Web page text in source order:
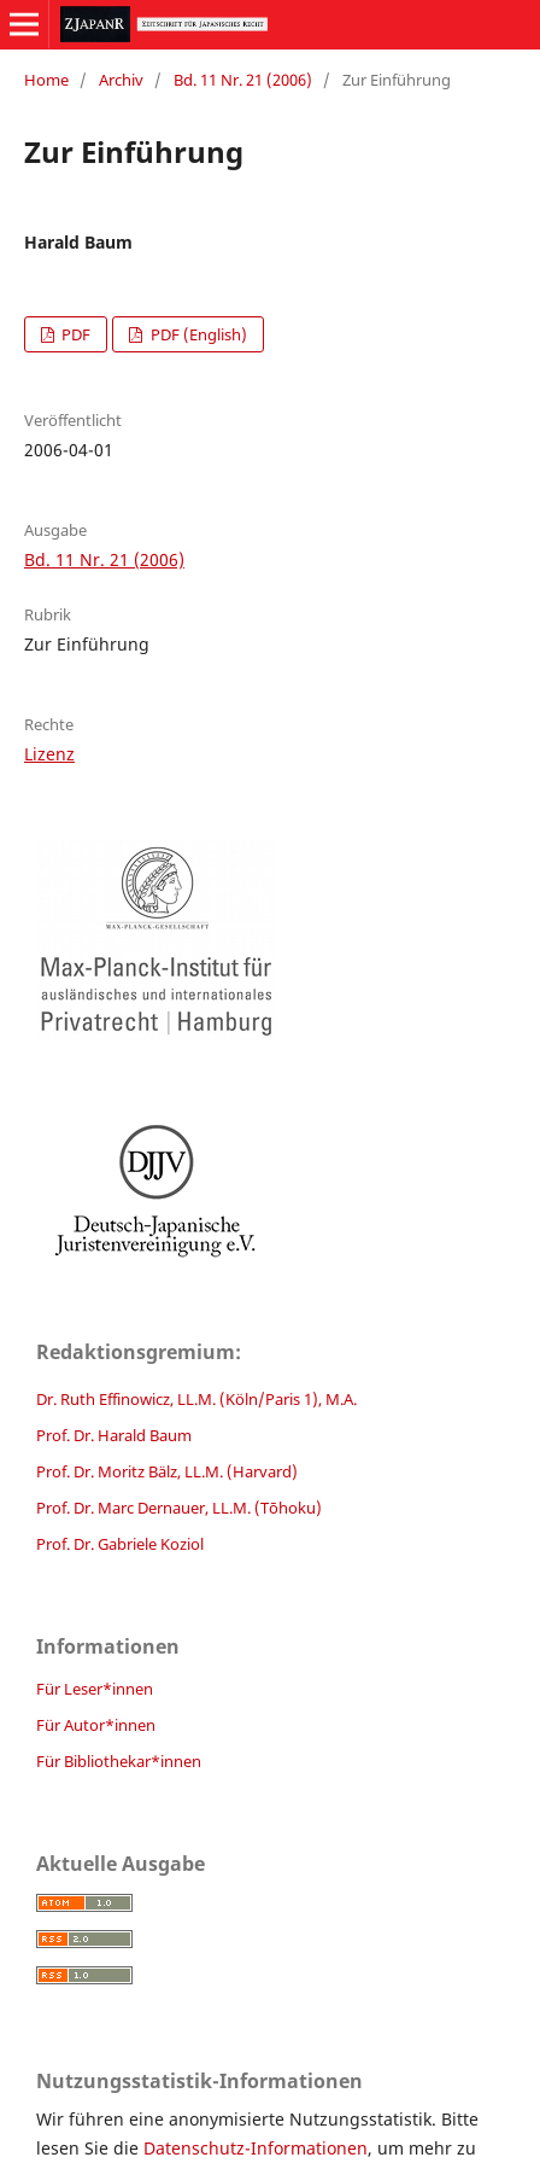
Home / Archiv / Bd. 11 Nr. 21 (2006) / Zur Einführung
Zur Einführung
Harald Baum
PDF PDF (English)
Veröffentlicht
2006-04-01
Ausgabe
Bd. 11 Nr. 21 (2006)
Rubrik
Zur Einführung
Rechte
Lizenz
Redaktionsgremium:
Dr. Ruth Effinowicz, LL.M. (Köln/Paris 1), M.A.
Prof. Dr. Harald Baum
Prof. Dr. Moritz Bälz, LL.M. (Harvard)
Prof. Dr. Marc Dernauer, LL.M. (Tōhoku)
Prof. Dr. Gabriele Koziol
Informationen
Für Leser*innen
Für Autor*innen
Für Bibliothekar*innen
Aktuelle Ausgabe
Nutzungsstatistik-Informationen
Wir führen eine anonymisierte Nutzungsstatistik. Bitte
lesen Sie die Datenschutz-Informationen, um mehr zu